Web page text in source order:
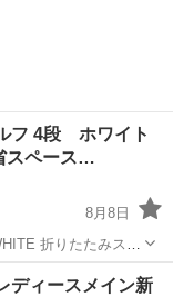
フ 4段 ホワイト
スペース…
8月8日
折りたたみスチ
具
ディースメイン新